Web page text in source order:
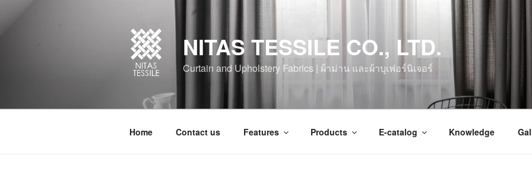
NITAS TESSILE CO., LTD.
Curtain and Upholstery Fabrics | ผ้าม่าน และผ้าบุเฟอร์นิเจอร์
Home Contact us Features Products E-catalog Knowledge